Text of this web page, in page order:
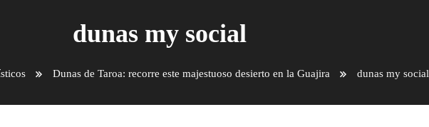
dunas my social
Dunas de Taroa: recorre este majestuoso desierto en la Guajira dunas my social